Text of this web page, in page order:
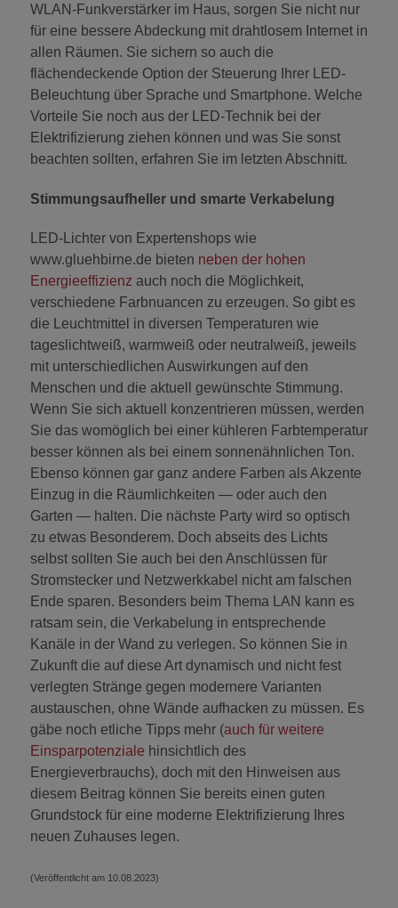
WLAN-Funkverstärker im Haus, sorgen Sie nicht nur
für eine bessere Abdeckung mit drahtlosem Internet in
allen Räumen. Sie sichern so auch die
flächendeckende Option der Steuerung Ihrer LED-
Beleuchtung über Sprache und Smartphone. Welche
Vorteile Sie noch aus der LED-Technik bei der
Elektrifizierung ziehen können und was Sie sonst
beachten sollten, erfahren Sie im letzten Abschnitt.
Stimmungsaufheller und smarte Verkabelung
LED-Lichter von Expertenshops wie
www.gluehbirne.de bieten neben der hohen
Energieeffizienz auch noch die Möglichkeit,
verschiedene Farbnuancen zu erzeugen. So gibt es
die Leuchtmittel in diversen Temperaturen wie
tageslichtweiß, warmweiß oder neutralweiß, jeweils
mit unterschiedlichen Auswirkungen auf den
Menschen und die aktuell gewünschte Stimmung.
Wenn Sie sich aktuell konzentrieren müssen, werden
Sie das womöglich bei einer kühleren Farbtemperatur
besser können als bei einem sonnenähnlichen Ton.
Ebenso können gar ganz andere Farben als Akzente
Einzug in die Räumlichkeiten — oder auch den
Garten — halten. Die nächste Party wird so optisch
zu etwas Besonderem. Doch abseits des Lichts
selbst sollten Sie auch bei den Anschlüssen für
Stromstecker und Netzwerkkabel nicht am falschen
Ende sparen. Besonders beim Thema LAN kann es
ratsam sein, die Verkabelung in entsprechende
Kanäle in der Wand zu verlegen. So können Sie in
Zukunft die auf diese Art dynamisch und nicht fest
verlegten Stränge gegen modernere Varianten
austauschen, ohne Wände aufhacken zu müssen. Es
gäbe noch etliche Tipps mehr (auch für weitere
Einsparpotenziale hinsichtlich des
Energieverbrauchs), doch mit den Hinweisen aus
diesem Beitrag können Sie bereits einen guten
Grundstock für eine moderne Elektrifizierung Ihres
neuen Zuhauses legen.
(Veröffentlicht am 10.08.2023)